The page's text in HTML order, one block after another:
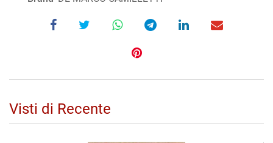
Visti di Recente